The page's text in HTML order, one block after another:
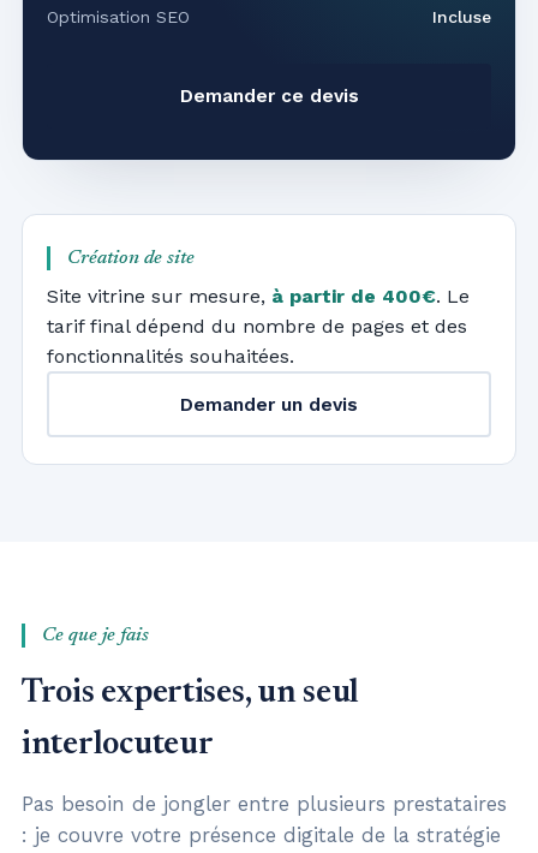
Optimisation SEO
Incluse
Demander ce devis
Création de site
Site vitrine sur mesure, à partir de 400€. Le
tarif final dépend du nombre de pages et des
fonctionnalités souhaitées.
Demander un devis
Ce que je fais
Trois expertises, un seul
interlocuteur
Pas besoin de jongler entre plusieurs prestataires
: je couvre votre présence digitale de la stratégie